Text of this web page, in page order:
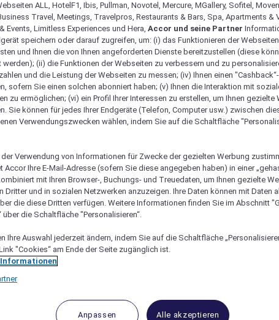
macht
ALL, HotelF1, Ibis, Pullman, Novotel, Mercure, MGallery, Sofitel,
Travel, Meetings, Travelpros, Restaurants & Bars, Spa, Apartments &
Events, Limitless Experiences und Hera, Accor und seine Partner
speichern oder darauf zugreifen, um: (i) das Funktionieren der
und Ihnen die von Ihnen angeforderten Dienste bereitzustellen (diese
werden); (ii) die Funktionen der Webseiten zu verbessern und zu
und die Leistung der Webseiten zu messen; (iv) Ihnen einen
sofern Sie einen solchen abonniert haben; (v) Ihnen die Interaktion mit
zu ermöglichen; (vi) ein Profil Ihrer Interessen zu erstellen, um Ihnen gezielte
Sie können für jedes Ihrer Endgeräte (Telefon, Computer usw.) zwischen
Verwendungszwecken wählen, indem Sie auf die Schaltfläche
der Verwendung von Informationen für Zwecke der gezielten Werbung
Accor Ihre E-Mail-Adresse (sofern Sie diese angegeben haben) in einer
mit Ihren Browser-, Buchungs- und Treuedaten, um Ihnen gezielte
Dritter und in sozialen Netzwerken anzuzeigen. Ihre Daten können mit Daten
die diese Dritten verfügen. Weitere Informationen finden Sie im Abschnitt
über die Schaltfläche "Personalisieren“.
Ihre Auswahl jederzeit ändern, indem Sie auf die Schaltfläche
"Cookies“ am Ende der Seite zugänglich ist.
Anpassen Alle akzeptieren